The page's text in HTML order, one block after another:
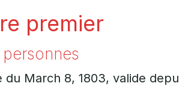
premier
personnes
du March 8, 1803, valide